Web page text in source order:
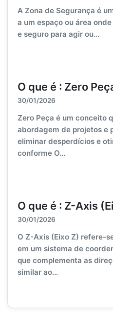
A Zona de Segurança é
a um espaço ou área
e seguro para agir ou...
O que é : Zero
30/01/2026
Zero Peça é um conceito
abordagem de projetos e
eliminar desperdícios e
conforme O...
O que é : Z-Axis
30/01/2026
O Z-Axis (Eixo Z) refere-
em um sistema de
que complementa as
similar ao...